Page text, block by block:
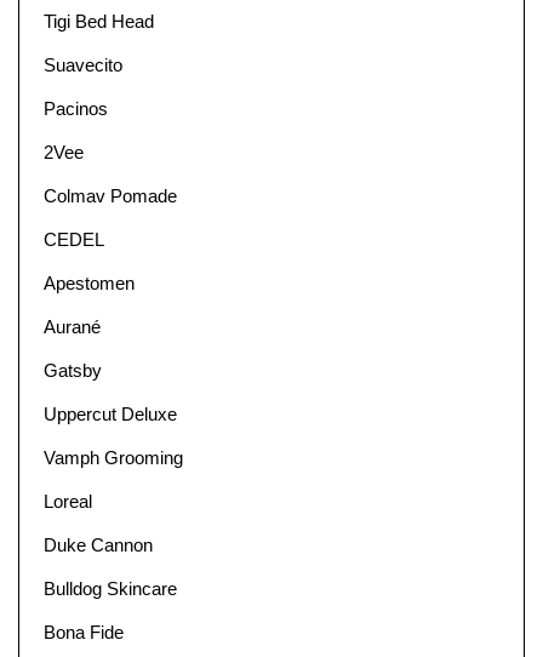
Tigi Bed Head
Suavecito
Pacinos
2Vee
Colmav Pomade
CEDEL
Apestomen
Aurané
Gatsby
Uppercut Deluxe
Vamph Grooming
Loreal
Duke Cannon
Bulldog Skincare
Bona Fide